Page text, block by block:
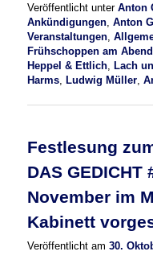
Veröffentlicht unter Anton
Ankündigungen ,Anton
Veranstaltungen ,
Frühschoppen am Abend
Heppel & Ettlich ,Lach
Harms ,Ludwig Müller ,
Festlesung
DAS GEDICHT
November im
Kabinett
Veröffentlicht am30.